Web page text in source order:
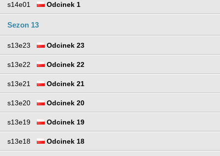
s14e01 Odcinek 1
Sezon 13
s13e23 Odcinek 23
s13e22 Odcinek 22
s13e21 Odcinek 21
s13e20 Odcinek 20
s13e19 Odcinek 19
s13e18 Odcinek 18